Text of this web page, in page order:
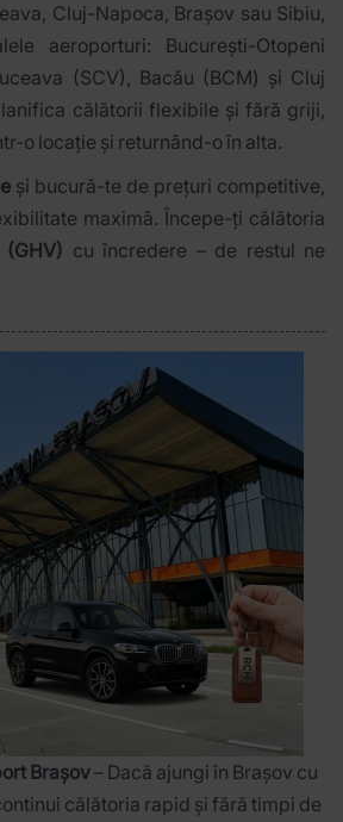
Cluj-Napoca, Brașov sau Sibiu,
aeroporturi: București-Otopeni
(SCV), Bacău (BCM) și Cluj
călătorii flexibile și fără griji,
o locație și returnând-o în alta.
și bucură-te de prețuri competitive,
maximă. Începe-ți călătoria
cu încredere – de restul ne
Brașov– Dacă ajungi în Brașov cu
călătoria rapid și fără timpi de